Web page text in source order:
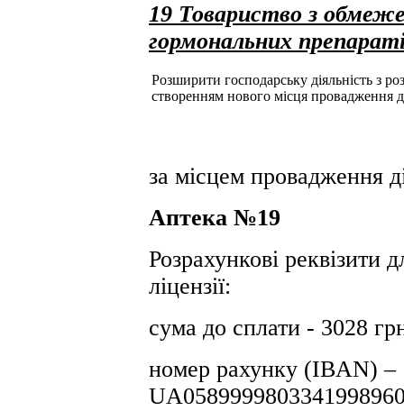
19 Товариство з
гормональних
Розширити господарську діяльність з
створенням нового місця провадження
за місцем провадження
Аптека №19
Розрахункові реквізити
ліцензії:
сума до сплати - 3028
номер рахунку (IBAN) –